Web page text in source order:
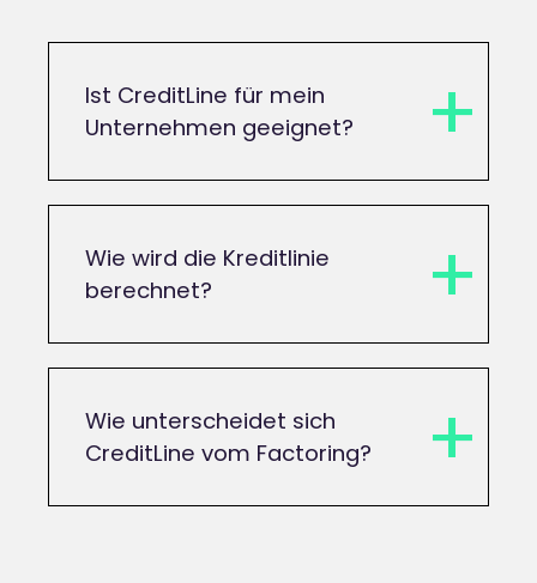
Ist CreditLine für mein
Unternehmen geeignet?
Wie wird die Kreditlinie
berechnet?
Wie unterscheidet sich
CreditLine vom Factoring?